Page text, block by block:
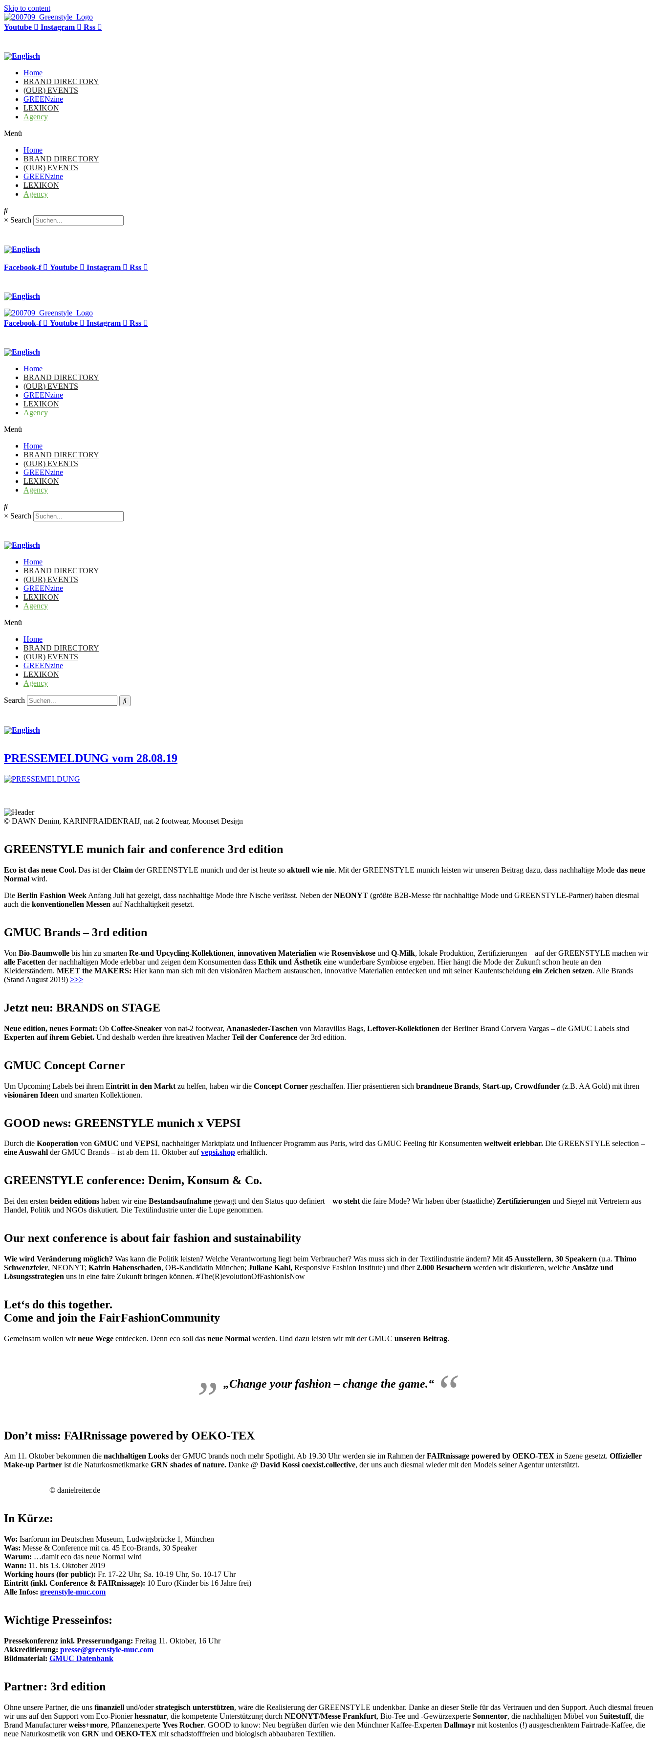
Skip to content
Youtube Instagram Rss
Home
BRAND DIRECTORY
(OUR) EVENTS
GREENzine
LEXIKON
Agency
Menü
Home
BRAND DIRECTORY
(OUR) EVENTS
GREENzine
LEXIKON
Agency
× Search
Facebook-f Youtube Instagram Rss
Facebook-f Youtube Instagram Rss
Home
BRAND DIRECTORY
(OUR) EVENTS
GREENzine
LEXIKON
Agency
Menü
Home
BRAND DIRECTORY
(OUR) EVENTS
GREENzine
LEXIKON
Agency
× Search
Home
BRAND DIRECTORY
(OUR) EVENTS
GREENzine
LEXIKON
Agency
Menü
Home
BRAND DIRECTORY
(OUR) EVENTS
GREENzine
LEXIKON
Agency
Search
PRESSEMELDUNG vom 28.08.19
© DAWN Denim, KARINFRAIDENRAIJ, nat-2 footwear, Moonset Design
GREENSTYLE munich fair and conference 3rd edition
Eco ist das neue Cool. Das ist derClaim der GREENSTYLE munich und der ist heute so aktuell wie nie. Mit der GREENSTYLE munich leisten wir unseren Beitrag dazu, dass nachhaltige Mode das neue
Normal wird.
Die Berlin Fashion Week Anfang Juli hat gezeigt, dass nachhaltige Mode ihre Nische verlässt. Neben derNEONYT (größte B2B-Messe für nachhaltige Mode und GREENSTYLE-Partner) haben diesmal
auch die konventionellen Messen auf Nachhaltigkeit gesetzt.
GMUC Brands – 3rd edition
Von Bio-Baumwolle bis hin zu smarten Re-und Upcycling-Kollektionen, innovativen Materialien wie Rosenviskose und Q-Milk, lokale Produktion, Zertifizierungen – auf der GREENSTYLE machen wir
alle Facetten der nachhaltigen Mode erlebbar und zeigen dem Konsumenten dass Ethik und Ästhetik eine wunderbare Symbiose ergeben. Hier hängt die Mode der Zukunft schon heute an den
Kleiderständern. MEET the MAKERS: Hier kann man sich mit den visionären Machern austauschen, innovative Materialien entdecken und mit seiner Kaufentscheidung ein Zeichen setzen. Alle Brands
(Stand August 2019) >>>
Jetzt neu: BRANDS on STAGE
Neue edition, neues Format: Ob Coffee-Sneaker von nat-2 footwear, Ananasleder-Taschen von Maravillas Bags, Leftover-Kollektionen der Berliner Brand Corvera Vargas – die GMUC Labels sind
Experten auf ihrem Gebiet. Und deshalb werden ihre kreativen MacherTeil der Conference der 3rd edition.
GMUC Concept Corner
Um Upcoming Labels bei ihrem Eintritt in den Markt zu helfen, haben wir die Concept Corner geschaffen. Hier präsentieren sich brandneue Brands, Start-up, Crowdfunder (z.B. AA Gold) mit ihren
visionären Ideen und smarten Kollektionen.
GOOD news: GREENSTYLE munich x VEPSI
Durch die Kooperation von GMUC und VEPSI, nachhaltiger Marktplatz und Influencer Programm aus Paris, wird das GMUC Feeling für Konsumenten weltweit erlebbar. Die GREENSTYLE selection –
eine Auswahl der GMUC Brands – ist ab dem 11. Oktober aufvepsi.shop erhältlich.
GREENSTYLE conference: Denim, Konsum & Co.
Bei den ersten beiden editions haben wir eine Bestandsaufnahme gewagt und den Status quo definiert – wo steht die faire Mode? Wir haben über (staatliche) Zertifizierungen und Siegel mit Vertretern aus
Handel, Politik und NGOs diskutiert. Die Textilindustrie unter die Lupe genommen.
Our next conference is about fair fashion and sustainability
Wie wird Veränderung möglich? Was kann die Politik leisten? Welche Verantwortung liegt beim Verbraucher? Was muss sich in der Textilindustrie ändern? Mit 45 Ausstellern, 30 Speakern (u.a. Thimo
Schwenzfeier, NEONYT; Katrin Habenschaden, OB-Kandidatin München; Juliane Kahl, Responsive Fashion Institute) und über2.000 Besuchern werden wir diskutieren, welche Ansätze und
Lösungsstrategien uns in eine faire Zukunft bringen können. #The(R)evolutionOfFashionIsNow
Let‘s do this together.
Come and join the FairFashionCommunity
Gemeinsam wollen wirneue Wege entdecken. Denn eco soll das neue Normal werden. Und dazu leisten wir mit der GMUC unseren Beitrag.
„Change your fashion – change the game.“
Don’t miss: FAIRnissage powered by OEKO-TEX
Am 11. Oktober bekommen die nachhaltigen Looks der GMUC brands noch mehr Spotlight. Ab 19.30 Uhr werden sie im Rahmen derFAIRnissage powered by OEKO-TEX in Szene gesetzt. Offizieller
Make-up Partner ist die Naturkosmetikmarke GRN shades of nature. Danke @ David Kossi coexist.collective, der uns auch diesmal wieder mit den Models seiner Agentur unterstützt.
© danielreiter.de
In Kürze:
Wo: Isarforum im Deutschen Museum, Ludwigsbrücke 1, München
Was: Messe & Conference mit ca. 45 Eco-Brands, 30 Speaker
Warum: …damit eco das neue Normal wird
Wann: 11. bis 13. Oktober 2019
Working hours (for public): Fr. 17-22 Uhr, Sa. 10-19 Uhr, So. 10-17 Uhr
Eintritt (inkl. Conference & FAIRnissage): 10 Euro (Kinder bis 16 Jahre frei)
Alle Infos: greenstyle-muc.com
Wichtige Presseinfos:
Pressekonferenz inkl. Presserundgang: Freitag 11. Oktober, 16 Uhr
Akkreditierung: presse@greenstyle-muc.com
Bildmaterial: GMUC Datenbank
Partner: 3rd edition
Ohne unsere Partner, die uns finanziell und/oderstrategisch unterstützen, wäre die Realisierung der GREENSTYLE undenkbar. Danke an dieser Stelle für das Vertrauen und den Support. Auch diesmal freuen
wir uns auf den Support vom Eco-Pionierhessnatur, die kompetente Unterstützung durch NEONYT/Messe Frankfurt, Bio-Tee und -Gewürzexperte Sonnentor, die nachhaltigen Möbel von Suitestuff, die
Brand Manufacturerweiss+more, Pflanzenexperte Yves Rocher. GOOD to know: Neu begrüßen dürfen wie den Münchner Kaffee-Experten Dallmayr mit kostenlos (!) ausgeschenktem Fairtrade-Kaffee, die
neue Naturkosmetik von GRN und OEKO-TEX mit schadstofffreien und biologisch abbaubaren Textilien.